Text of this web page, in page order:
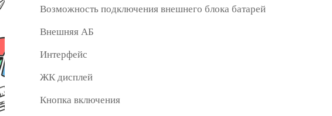
Возможность подключения внешнего блока батарей
Внешняя АБ
Интерфейс
ЖК дисплей
Кнопка включения